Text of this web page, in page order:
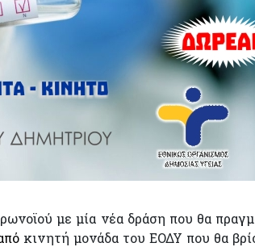
με μία νέα δράση που θα
κινητή μονάδα του ΕΟΔΥ που θα